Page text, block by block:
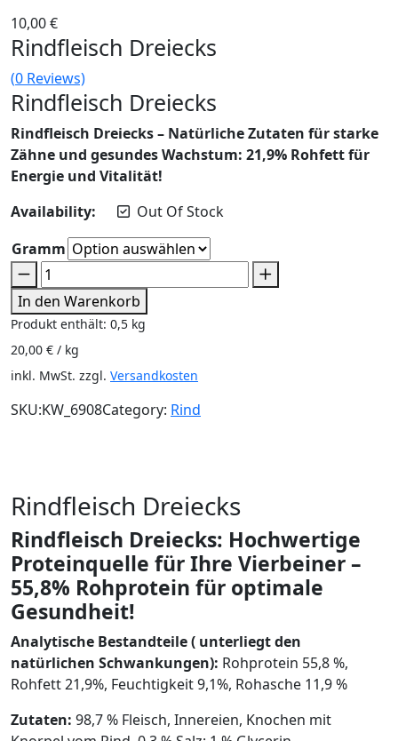
10,00€
Rindfleisch Dreiecks
(0 Reviews)
Rindfleisch Dreiecks
Rindfleisch Dreiecks – Natürliche Zutaten für starke
Zähne und gesundes Wachstum: 21,9% Rohfett für
Energie und Vitalität!
Availability:
Out Of Stock
Gramm
In den Warenkorb
Produkt enthält: 0,5 kg
20,00 € / kg
inkl. MwSt. zzgl. Versandkosten
SKU:KW_6908Category: Rind
Rindfleisch Dreiecks
Rindfleisch Dreiecks: Hochwertige
Proteinquelle für Ihre Vierbeiner –
55,8% Rohprotein für optimale
Gesundheit!
Analytische Bestandteile ( unterliegt den
natürlichen Schwankungen): Rohprotein 55,8 %,
Rohfett 21,9%, Feuchtigkeit 9,1%, Rohasche 11,9 %
Zutaten: 98,7 % Fleisch, Innereien, Knochen mit